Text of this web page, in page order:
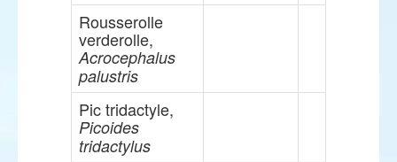
Rousserolle
verderolle,
Acrocephalus
palustris
Pic tridactyle,
Picoides
tridactylus